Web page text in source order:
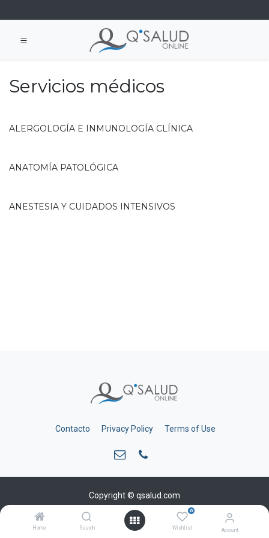
Home Search
0
Wishlist Account
Servicios médicos
ALERGOLOGÍA E INMUNOLOGÍA CLÍNICA
ANATOMÍA PATOLÓGICA
ANESTESIA Y CUIDADOS INTENSIVOS
Contacto Privacy Policy Terms of Use
Copyright © qsalud.com